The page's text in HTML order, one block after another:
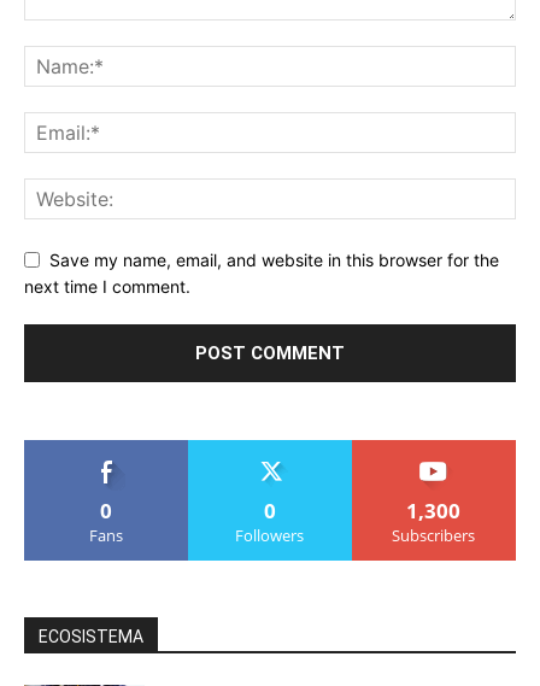
Save my name, email, and website in this browser for the
next time I comment.
0
Fans
0
Followers
1,300
Subscribers
ECOSISTEMA